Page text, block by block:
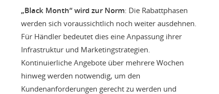
„Black Month“ wird zur Norm: Die Rabattphasen
werden sich voraussichtlich noch weiter ausdehnen.
Für Händler bedeutet dies eine Anpassung ihrer
Infrastruktur und Marketingstrategien.
Kontinuierliche Angebote über mehrere Wochen
hinweg werden notwendig, um den
Kundenanforderungen gerecht zu werden und